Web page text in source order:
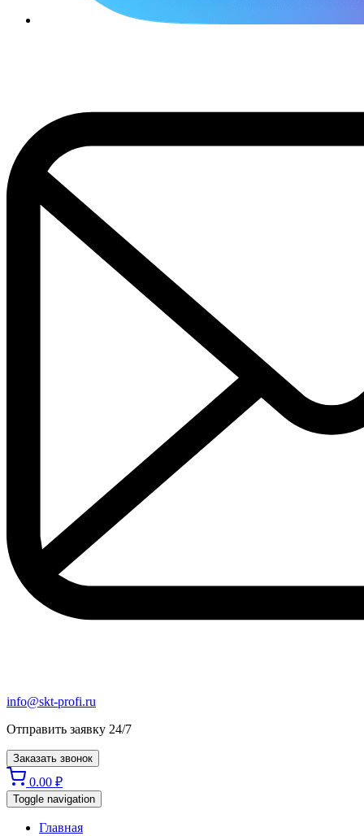
info@skt-profi.ru
Отправить заявку 24/7
Заказать звонок
0.00 ₽
Toggle navigation
Главная